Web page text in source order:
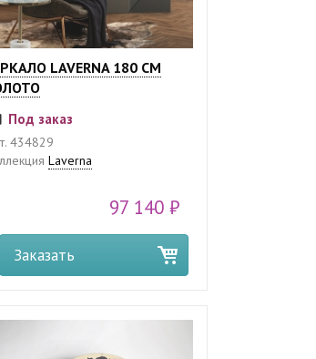
LAVERNA 180 СМ
Под заказ
434829
Laverna
97 140 ₽
Заказать